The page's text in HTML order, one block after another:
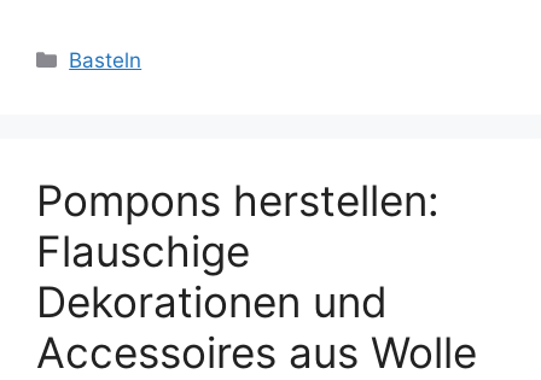
Kategorien
Basteln
Pompons herstellen:
Flauschige
Dekorationen und
Accessoires aus Wolle